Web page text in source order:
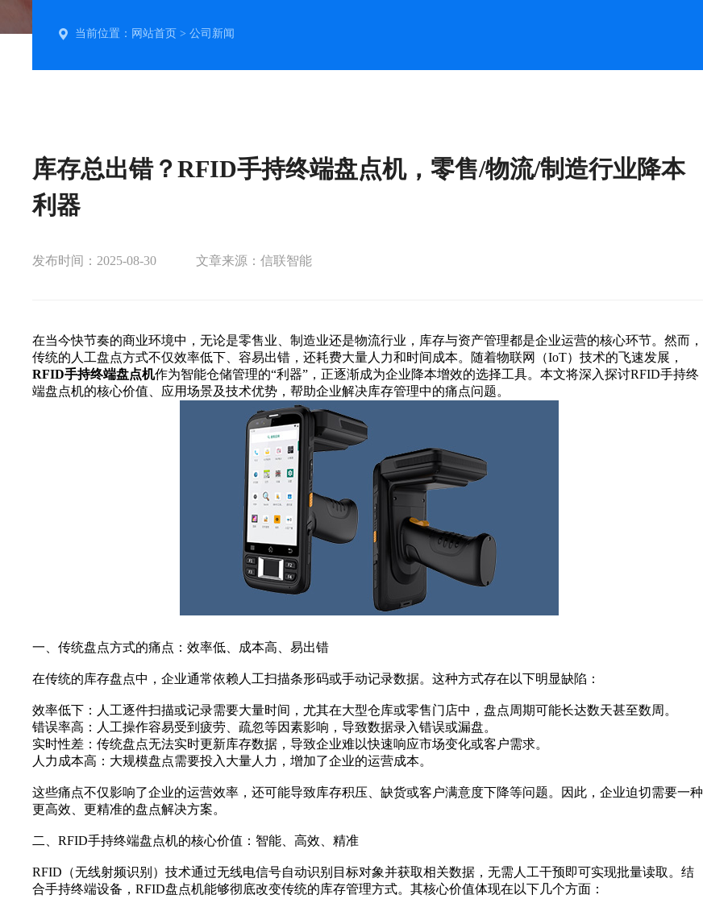
当前位置： 网站首页 >公司新闻
库存总出错？RFID手持终端盘点机，零售/物流/制造行业降本
利器
发布时间：2025-08-30 文章来源：信联智能
在当今快节奏的商业环境中，无论是零售业、制造业还是物流行业，库存与资产管理都是企业运营的核心环节。然而，
传统的人工盘点方式不仅效率低下、容易出错，还耗费大量人力和时间成本。随着物联网（IoT）技术的飞速发展，
RFID手持终端盘点机作为智能仓储管理的“利器”，正逐渐成为企业降本增效的选择工具。本文将深入探讨RFID手持终
端盘点机的核心价值、应用场景及技术优势，帮助企业解决库存管理中的痛点问题。
一、传统盘点方式的痛点：效率低、成本高、易出错
在传统的库存盘点中，企业通常依赖人工扫描条形码或手动记录数据。这种方式存在以下明显缺陷：
效率低下：人工逐件扫描或记录需要大量时间，尤其在大型仓库或零售门店中，盘点周期可能长达数天甚至数周。
错误率高：人工操作容易受到疲劳、疏忽等因素影响，导致数据录入错误或漏盘。
实时性差：传统盘点无法实时更新库存数据，导致企业难以快速响应市场变化或客户需求。
人力成本高：大规模盘点需要投入大量人力，增加了企业的运营成本。
这些痛点不仅影响了企业的运营效率，还可能导致库存积压、缺货或客户满意度下降等问题。因此，企业迫切需要一种
更高效、更精准的盘点解决方案。
二、RFID手持终端盘点机的核心价值：智能、高效、精准
RFID（无线射频识别）技术通过无线电信号自动识别目标对象并获取相关数据，无需人工干预即可实现批量读取。结
合手持终端设备，RFID盘点机能够彻底改变传统的库存管理方式。其核心价值体现在以下几个方面：